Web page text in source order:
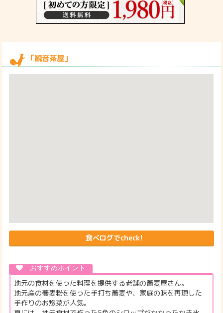
「観音茶屋」
食べログでcheck!
地元の食材を使った料理を提供する老舗の蕎麦屋さん。
地元産の蕎麦粉を使った手打ち蕎麦や、家庭の味を再現した
手作りのお惣菜が人気。